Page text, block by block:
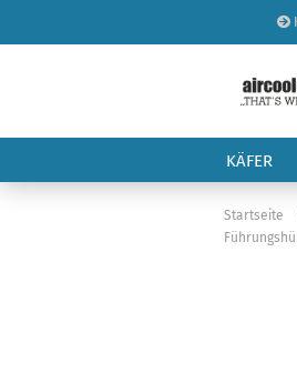
KÄFER
Startseite